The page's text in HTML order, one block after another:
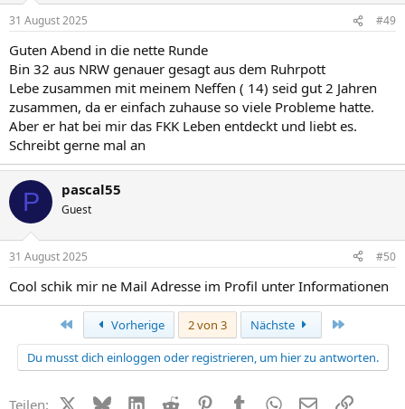
31 August 2025 #49
Guten Abend in die nette Runde
Bin 32 aus NRW genauer gesagt aus dem Ruhrpott
Lebe zusammen mit meinem Neffen ( 14) seid gut 2 Jahren
zusammen, da er einfach zuhause so viele Probleme hatte.
Aber er hat bei mir das FKK Leben entdeckt und liebt es.
Schreibt gerne mal an
P pascal55
Guest
31 August 2025 #50
Cool schik mir ne Mail Adresse im Profil unter Informationen
Erste Vorherige 2 von 3 Nächste
Du musst dich einloggen oder registrieren, um hier zu antworten.
Teilen: X (Twitter)
BlueskyLinkedIn
Reddit PinterestTumblr WhatsApp
E-MailLink